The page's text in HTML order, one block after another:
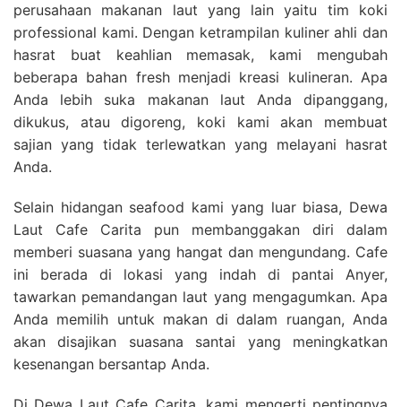
perusahaan makanan laut yang lain yaitu tim koki
professional kami. Dengan ketrampilan kuliner ahli dan
hasrat buat keahlian memasak, kami mengubah
beberapa bahan fresh menjadi kreasi kulineran. Apa
Anda lebih suka makanan laut Anda dipanggang,
dikukus, atau digoreng, koki kami akan membuat
sajian yang tidak terlewatkan yang melayani hasrat
Anda.
Selain hidangan seafood kami yang luar biasa, Dewa
Laut Cafe Carita pun membanggakan diri dalam
memberi suasana yang hangat dan mengundang. Cafe
ini berada di lokasi yang indah di pantai Anyer,
tawarkan pemandangan laut yang mengagumkan. Apa
Anda memilih untuk makan di dalam ruangan, Anda
akan disajikan suasana santai yang meningkatkan
kesenangan bersantap Anda.